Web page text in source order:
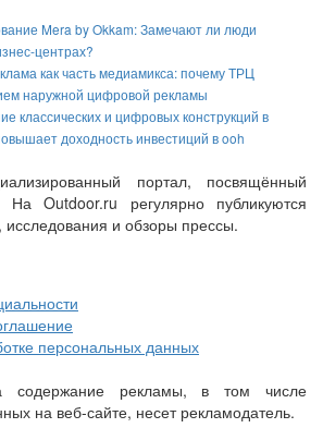
Mera by Okkam: Замечают ли люди
центрах?
как часть медиамикса: почему ТРЦ
наружной цифровой рекламы
классических и цифровых конструкций в
доходность инвестиций в ooh
портал, посвящённый
Outdoor.ru регулярно публикуются
исследования и обзоры прессы.
персональных данных
содержание рекламы, в том числе
на веб-сайте, несет рекламодатель.